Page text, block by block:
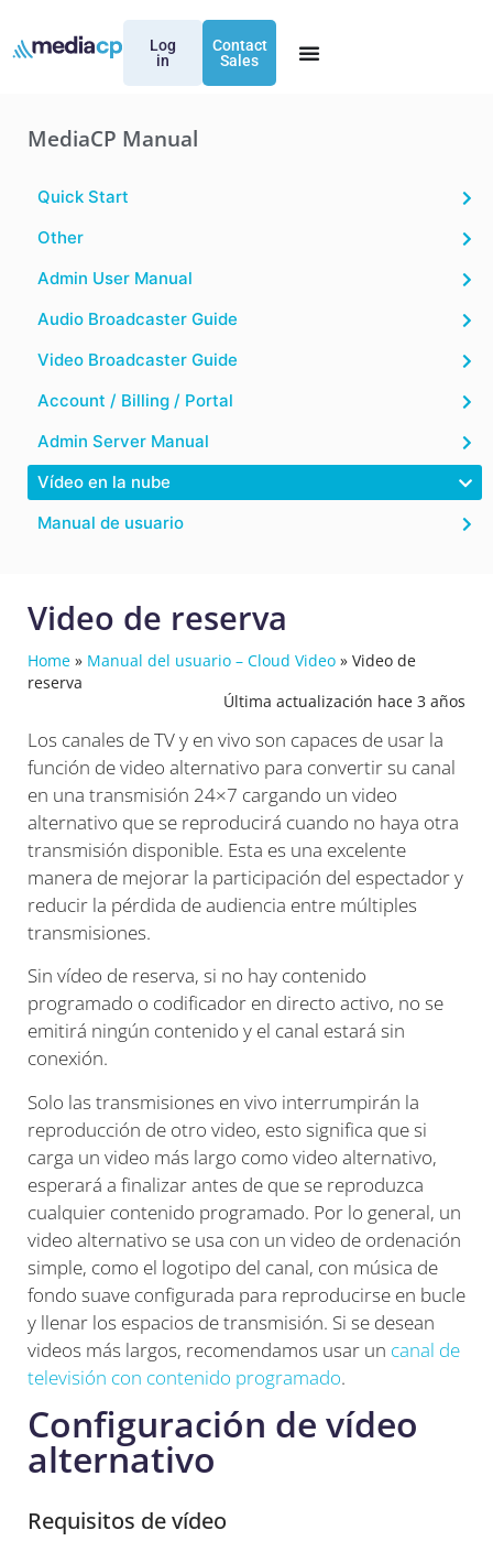
Log
in
Contact
Sales
MediaCP Manual
Quick Start
Other
Admin User Manual
Audio Broadcaster Guide
Video Broadcaster Guide
Account / Billing / Portal
Admin Server Manual
Vídeo en la nube
Manual de usuario
Video de reserva
Home » Manual del usuario – Cloud Video » Video de
reserva
Última actualización hace 3 años
Los canales de TV y en vivo son capaces de usar la
función de video alternativo para convertir su canal
en una transmisión 24×7 cargando un video
alternativo que se reproducirá cuando no haya otra
transmisión disponible. Esta es una excelente
manera de mejorar la participación del espectador y
reducir la pérdida de audiencia entre múltiples
transmisiones.
Sin vídeo de reserva, si no hay contenido
programado o codificador en directo activo, no se
emitirá ningún contenido y el canal estará sin
conexión.
Solo las transmisiones en vivo interrumpirán la
reproducción de otro video, esto significa que si
carga un video más largo como video alternativo,
esperará a finalizar antes de que se reproduzca
cualquier contenido programado. Por lo general, un
video alternativo se usa con un video de ordenación
simple, como el logotipo del canal, con música de
fondo suave configurada para reproducirse en bucle
y llenar los espacios de transmisión. Si se desean
videos más largos, recomendamos usar un canal de
televisión con contenido programado.
Configuración de vídeo
alternativo
Requisitos de vídeo